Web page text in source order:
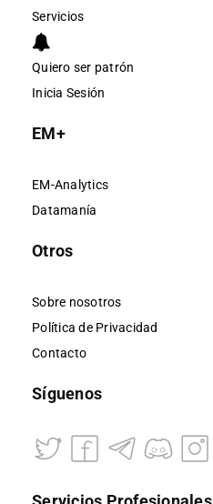
Servicios
Quiero ser patrón
Inicia Sesión
EM+
EM-Analytics
Datamanía
Otros
Sobre nosotros
Política de Privacidad
Contacto
Síguenos